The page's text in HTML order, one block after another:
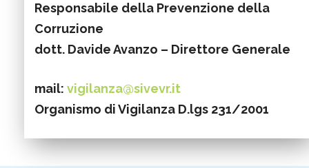
Responsabile della Prevenzione della
Corruzione
dott. Davide Avanzo – Direttore Generale
mail: vigilanza@sivevr.it
Organismo di Vigilanza D.lgs 231/2001